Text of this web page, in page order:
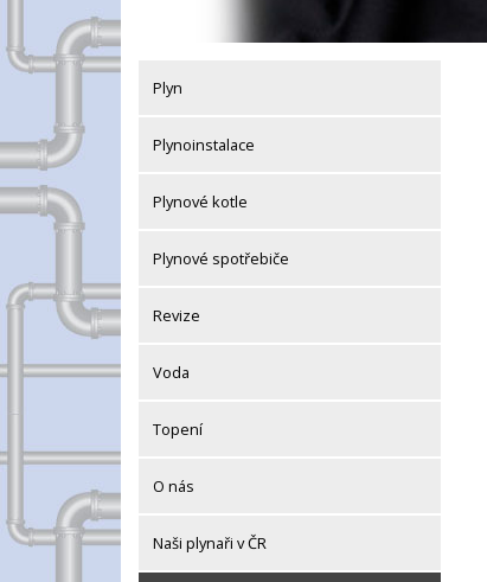
Plyn
Plynoinstalace
Plynové kotle
Plynové spotřebiče
Revize
Voda
Topení
O nás
Naši plynaři v ČR